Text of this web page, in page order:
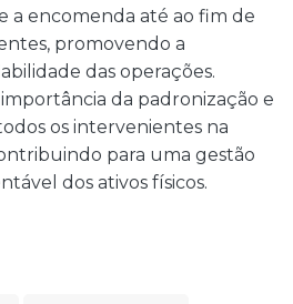
a encomenda até ao fim de
promovendo a
das operações.
da padronização e
os intervenientes na
para uma gestão
dos ativos físicos.